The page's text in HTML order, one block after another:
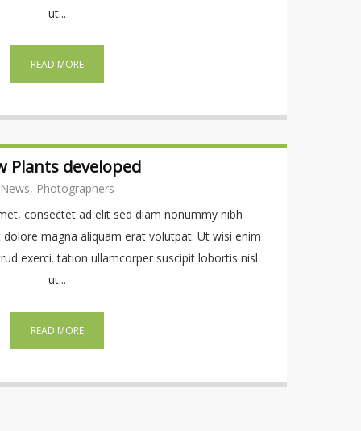
ut...
READ MORE
Plants developed
News, Photographers
consectet ad elit sed diam nonummy nibh
magna aliquam erat volutpat. Ut wisi enim
exerci. tation ullamcorper suscipit lobortis nisl
ut...
READ MORE